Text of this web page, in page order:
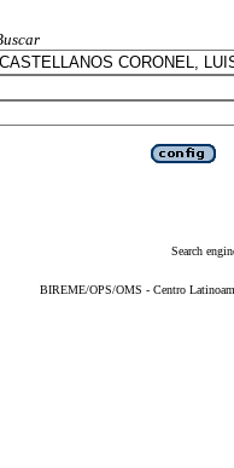
Search
BIREME/OPS/OMS - Centro